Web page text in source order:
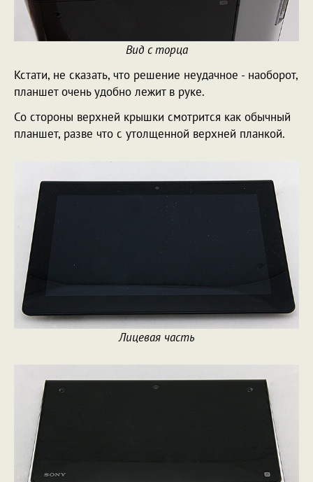
Вид с торца
Кстати, не сказать, что решение неудачное - наоборот,
планшет очень удобно лежит в руке.
Со стороны верхней крышки смотрится как обычный
планшет, разве что с утолщенной верхней планкой.
Лицевая часть